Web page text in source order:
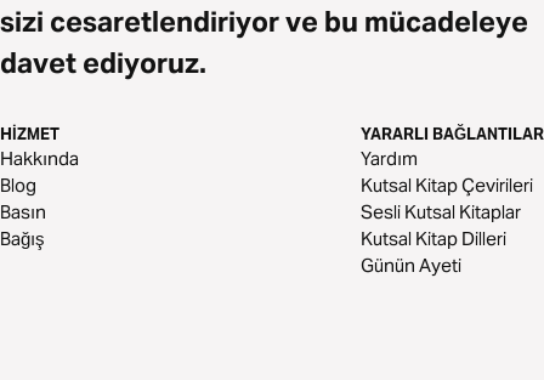
sizi cesaretlendiriyor ve bu mücadeleye
davet ediyoruz.
HIZMET
Hakkında
Blog
Basın
Bağış
YARARLI BAĞLANTILAR
Yardım
Kutsal Kitap Çevirileri
Sesli Kutsal Kitaplar
Kutsal Kitap Dilleri
Günün Ayeti